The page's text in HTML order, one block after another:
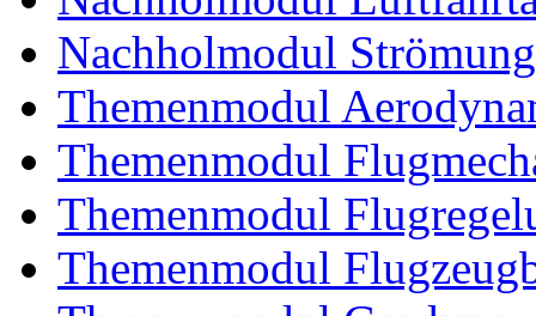
Nachholmodul
Themenmodul
Themenmodul
Themenmodul
Themenmodul